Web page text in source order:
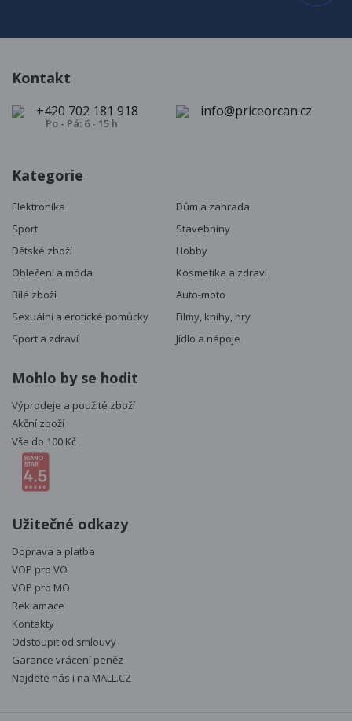
Kontakt
+420 702 181 918
Po - Pá: 6 - 15 h
info@priceorcan.cz
Kategorie
Elektronika
Dům a zahrada
Sport
Stavebniny
Dětské zboží
Hobby
Oblečení a móda
Kosmetika a zdraví
Bílé zboží
Auto-moto
Sexuální a erotické pomůcky
Filmy, knihy, hry
Sport a zdraví
Jídlo a nápoje
Mohlo by se hodit
Výprodeje a použité zboží
Akční zboží
Vše do 100 Kč
Užitečné odkazy
Doprava a platba
VOP pro VO
VOP pro MO
Reklamace
Kontakty
Odstoupit od smlouvy
Garance vrácení peněz
Najdete nás i na MALL.CZ